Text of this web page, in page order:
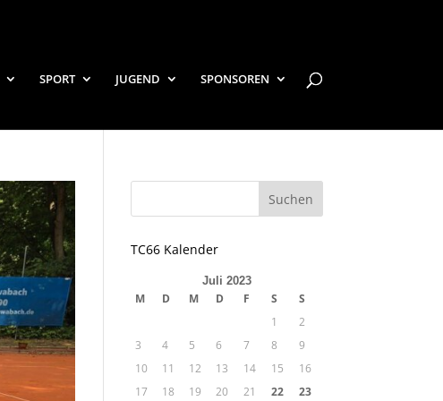
SPORT JUGEND SPONSOREN
TC66 Kalender
Juli 2023
M D M D F S
S
1
2
3
4 5 6 7 8
9
10
11 12 13 14 15
16
17
18 19 20 21 22
23